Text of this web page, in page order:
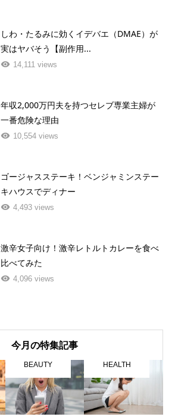
しわ・たるみに効くイデバエ（DMAE）が
実はヤバそう【副作用...
14,111 views
年収2,000万円夫を持つセレブ専業主婦が
一番危険な理由
10,554 views
ゴージャスステーキ！ベンジャミンステー
キハウスでディナー
4,493 views
激辛女子向け！激辛レトルトカレーを食べ
比べてみた
4,096 views
今月の特集記事
BEAUTY HEALTH